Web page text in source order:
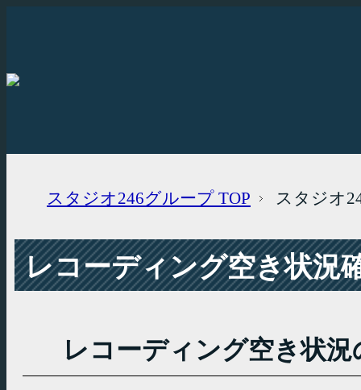
スタジオ246グループ TOP スタジオ
レコーディング空き状況
レコーディング空き状況